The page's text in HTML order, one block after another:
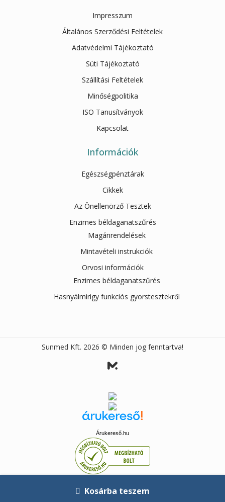
Kosárba teszem
Impresszum
Általános Szerződési Feltételek
Adatvédelmi Tájékoztató
Süti Tájékoztató
Szállítási Feltételek
Minőségpolitika
ISO Tanusítványok
Kapcsolat
Információk
Egészségpénztárak
Cikkek
Az Önellenörző Tesztek
Enzimes béldaganatszűrés
Magánrendelések
Mintavételi instrukciók
Orvosi információk
Enzimes béldaganatszűrés
Hasnyálmirigy funkciós gyorstesztekről
Sunmed Kft. 2026 © Minden jog fenntartva!
Árukereső.hu